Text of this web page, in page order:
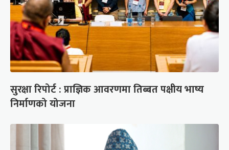
सुरक्षा रिपोर्ट : प्राज्ञिक आवरणमा तिब्बत पक्षीय भाष्य
निर्माणको योजना